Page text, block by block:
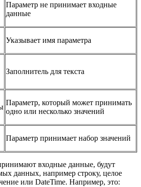
Параметр не принимает входные
данные
Указывает имя параметра
Заполнитель для текста
Параметр, который может принимать
одно или несколько значений
Параметр принимает набор значений
входные данные, будут
данных, например строку, целое
или DateTime. Например, это: